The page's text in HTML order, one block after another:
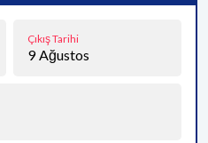
Çıkış Tarihi
9 Ağustos